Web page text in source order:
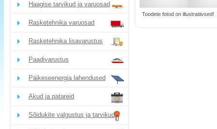
Haagise tarvikud ja varuosad
Rasketehnika varuosad
Rasketehnika lisavarustus
Paadivarustus
Päikeseenergia lahendused
Akud ja patareid
Sõidukite valgustus ja tarvikud
Toodete fotod on illustratiivsed!